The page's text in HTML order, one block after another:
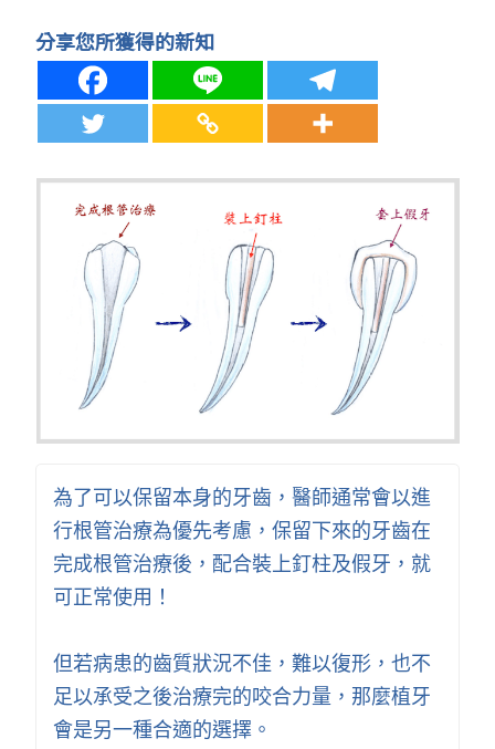
分享您所獲得的新知
為了可以保留本身的牙齒，醫師通常會以進
行根管治療為優先考慮，保留下來的牙齒在
完成根管治療後，配合裝上釘柱及假牙，就
可正常使用！
但若病患的齒質狀況不佳，難以復形，也不
足以承受之後治療完的咬合力量，那麼植牙
會是另一種合適的選擇。